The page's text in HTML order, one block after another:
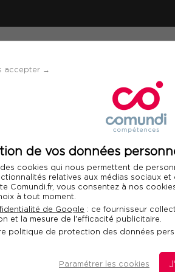
accepter →
de vos données
cookies qui nous permettent de
relatives aux médias sociaux
Comundi.fr, vous consentez à nos
à tout moment.
de Google : ce fournisseur
et la mesure de l'efficacité publicitaire.
politique de protection des données
Paramétrer les cookies
: prévenir les risques et maîtriser les
Télécharger le
maîtriser les